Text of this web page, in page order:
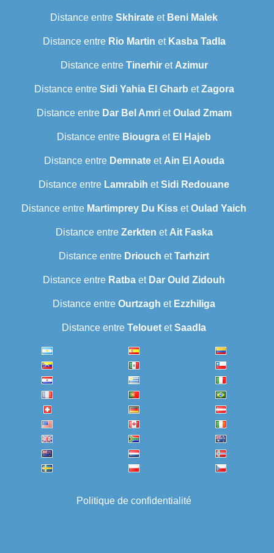
Distance entre Skhirate et Beni Malek
Distance entre Rio Martin et Kasba Tadla
Distance entre Tinerhiret Azimur
Distance entre Sidi Yahia El Gharb etZagora
Distance entre Dar Bel AmrietOulad Zmam
Distance entre Biougra et El Hajeb
Distance entre Demnateet Ain El Aouda
Distance entre Lamrabih etSidi Redouane
Distance entre Martimprey Du Kiss etOulad Yaich
Distance entre Zerkten et Ait Faska
Distance entre Driouch etTarhzirt
Distance entre Ratba et Dar Ould Zidouh
Distance entre Ourtzagh et Ezzhiliga
Distance entre Telouet etSaadla
Politique de confidentialité